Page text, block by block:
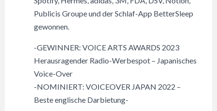
Publicis Groupe und der Schlaf-App BetterSleep
gewonnen.
-GEWINNER: VOICE ARTS AWARDS 2023
Herausragender Radio-Werbespot – Japanisches
Voice-Over
-NOMINIERT: VOICEOVER JAPAN 2022 –
Beste englische Darbietung-